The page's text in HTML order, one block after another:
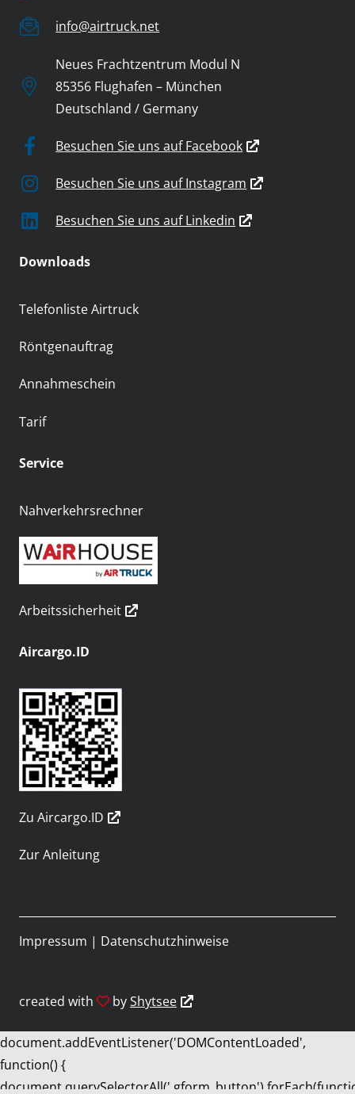
info@airtruck.net
Neues Frachtzentrum Modul N
85356 Flughafen – München
Deutschland / Germany
Besuchen Sie uns auf Facebook
Besuchen Sie uns auf Instagram
Besuchen Sie uns auf Linkedin
Downloads
Telefonliste Airtruck
Röntgenauftrag
Annahmeschein
Tarif
Service
Nahverkehrsrechner
Arbeitssicherheit
Aircargo.ID
Zu Aircargo.ID
Zur Anleitung
created with byShytsee
Impressum | Datenschutzhinweise
document.addEventListener('DOMContentLoaded',
function() {